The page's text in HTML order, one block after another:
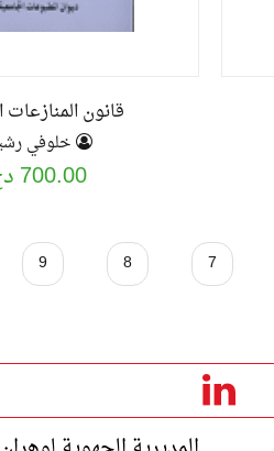
قانون المنازعات
خلوفي
700.00 دج
7
8
9